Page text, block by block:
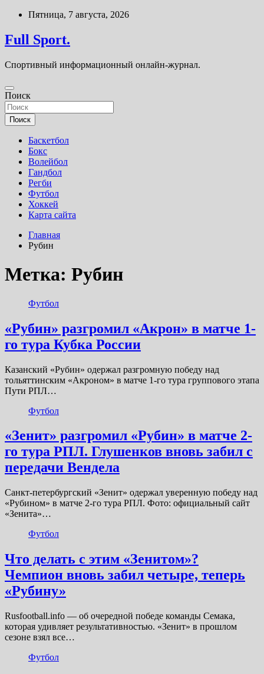
Перейти
содержимому
Пятница, 7 августа, 2026
Full Sport.
Спортивный информационный онлайн-журнал.
Поиск
Поиск
Баскетбол
Бокс
Волейбол
Гандбол
Регби
Футбол
Хоккей
Карта сайта
Главная
Рубин
Метка: Рубин
Футбол
«Рубин» разгромил «Акрон» в матче 1-
го тура Кубка России
Казанский «Рубин» одержал разгромную победу над
тольяттинским «Акроном» в матче 1-го тура группового этапа
Пути РПЛ…
Футбол
«Зенит» разгромил «Рубин» в матче 2-
го тура РПЛ. Глушенков вновь забил с
передачи Вендела
Санкт-петербургский «Зенит» одержал уверенную победу над
«Рубином» в матче 2-го тура РПЛ. Фото: официальный сайт
«Зенита»…
Футбол
Что делать с этим «Зенитом»?
Чемпион вновь забил четыре, теперь
«Рубину»
Rusfootball.info — об очередной победе команды Семака,
которая удивляет результативностью. «Зенит» в прошлом
сезоне взял все…
Футбол